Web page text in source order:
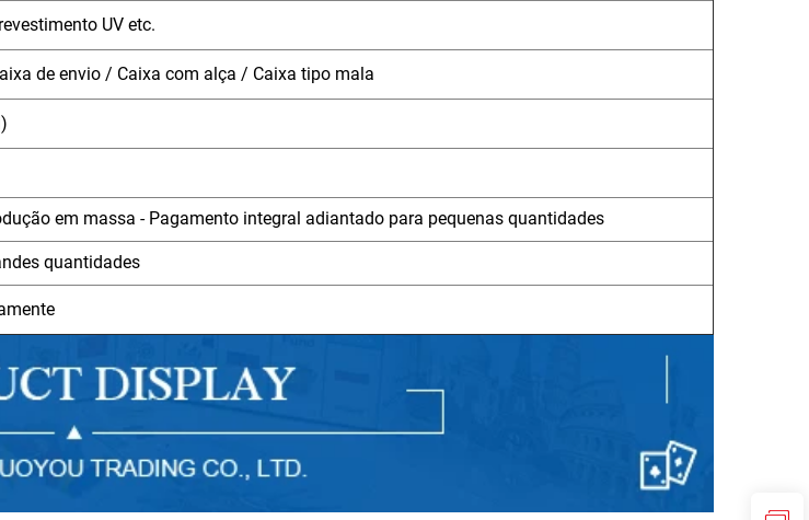
UV etc.
de envio / Caixa com alça / Caixa tipo mala
em massa - Pagamento integral adiantado para pequenas quantidades
quantidades